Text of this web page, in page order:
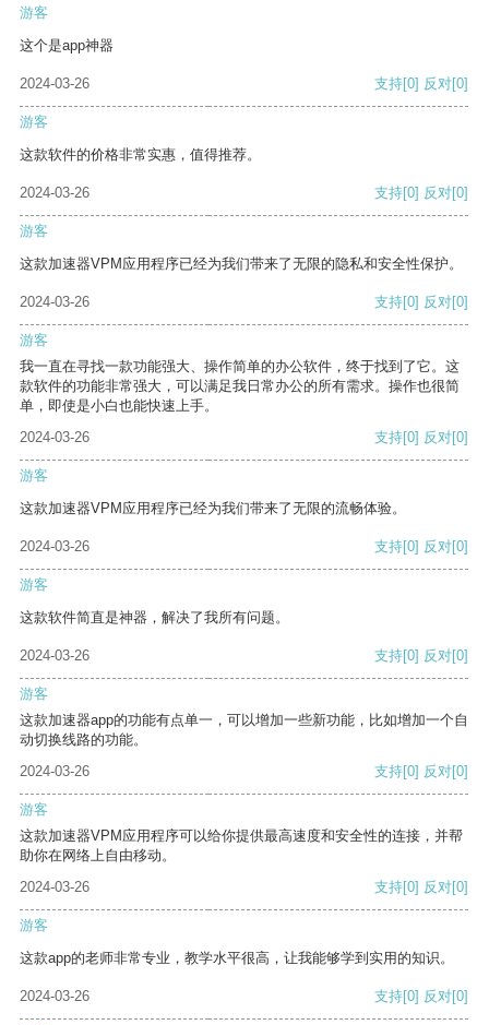
游客
这个是app神器
2024-03-26 支持[0] 反对[0]
游客
这款软件的价格非常实惠，值得推荐。
2024-03-26 支持[0] 反对[0]
游客
这款加速器VPM应用程序已经为我们带来了无限的隐私和安全性保护。
2024-03-26 支持[0] 反对[0]
游客
我一直在寻找一款功能强大、操作简单的办公软件，终于找到了它。这
款软件的功能非常强大，可以满足我日常办公的所有需求。操作也很简
单，即使是小白也能快速上手。
2024-03-26
支持[0] 反对[0]
游客
这款加速器VPM应用程序已经为我们带来了无限的流畅体验。
2024-03-26 支持[0] 反对[0]
游客
这款软件简直是神器，解决了我所有问题。
2024-03-26 支持[0] 反对[0]
游客
这款加速器app的功能有点单一，可以增加一些新功能，比如增加一个自
动切换线路的功能。
2024-03-26
支持[0] 反对[0]
游客
这款加速器VPM应用程序可以给你提供最高速度和安全性的连接，并帮
助你在网络上自由移动。
2024-03-26
支持[0] 反对[0]
游客
这款app的老师非常专业，教学水平很高，让我能够学到实用的知识。
2024-03-26 支持[0] 反对[0]